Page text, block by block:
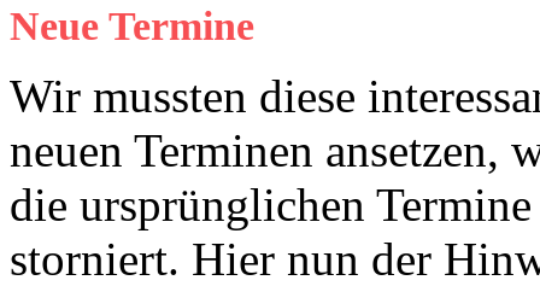
Neue Termine
Wir mussten diese
neuen Terminen ansetzen,
die ursprünglichen
storniert. Hier nun der